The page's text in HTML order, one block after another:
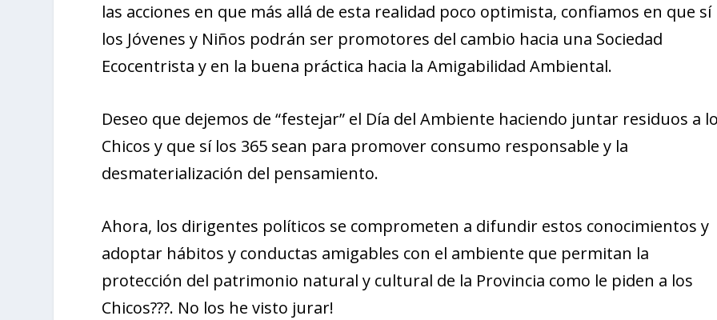
las acciones en que más allá de esta realidad poco optimista, confiamos en que sí
los Jóvenes y Niños podrán ser promotores del cambio hacia una Sociedad
Ecocentrista y en la buena práctica hacia la Amigabilidad Ambiental.
Deseo que dejemos de “festejar” el Día del Ambiente haciendo juntar residuos a
Chicos y que sí los 365 sean para promover consumo responsable y la
desmaterialización del pensamiento.
Ahora, los dirigentes políticos se comprometen a difundir estos conocimientos y
adoptar hábitos y conductas amigables con el ambiente que permitan la
protección del patrimonio natural y cultural de la Provincia como le piden a los
Chicos???. No los he visto jurar!